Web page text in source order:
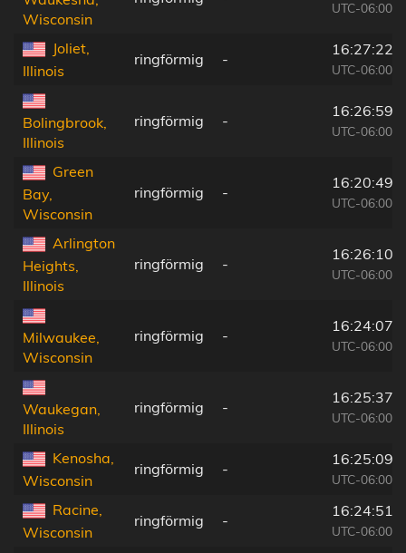
Wisconsin
UTC-06:00
Joliet,
Illinois
ringförmig -
16:27:22
UTC-06:00
Bolingbrook,
Illinois
ringförmig -
16:26:59
UTC-06:00
Green
Bay,
Wisconsin
ringförmig -
16:20:49
UTC-06:00
Arlington
Heights,
Illinois
ringförmig -
16:26:10
UTC-06:00
Milwaukee,
Wisconsin
ringförmig -
16:24:07
UTC-06:00
Waukegan,
Illinois
ringförmig -
16:25:37
UTC-06:00
Kenosha,
Wisconsin
ringförmig -
16:25:09
UTC-06:00
Racine,
Wisconsin
ringförmig -
16:24:51
UTC-06:00